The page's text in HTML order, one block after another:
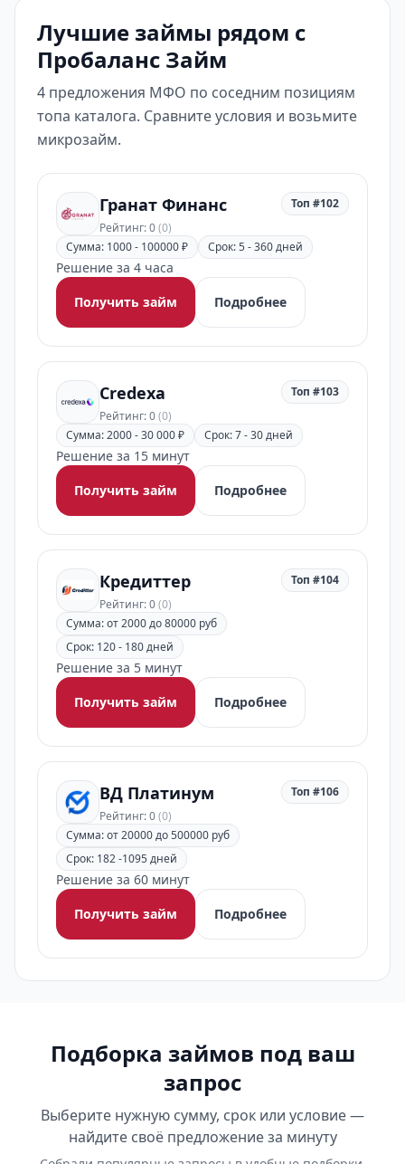
Лучшие займы рядом с
Пробаланс Займ
4 предложения МФО по соседним позициям
топа каталога. Сравните условия и возьмите
микрозайм.
Гранат Финанс
Рейтинг: 0(0)
Топ #102
Сумма: 1000 - 100000 ₽ Срок: 5 - 360 дней
Решение за 4 часа
Получить займ
Подробнее
Credexa
Рейтинг: 0(0)
Топ #103
Сумма: 2000 - 30 000 ₽ Срок: 7 - 30 дней
Решение за 15 минут
Получить займ
Подробнее
Кредиттер
Рейтинг: 0(0)
Топ #104
Сумма: от 2000 до 80000 руб
Срок: 120 - 180 дней
Решение за 5 минут
Получить займ
Подробнее
ВД Платинум
Рейтинг: 0(0)
Топ #106
Сумма: от 20000 до 500000 руб
Срок: 182 -1095 дней
Решение за 60 минут
Получить займ
Подробнее
Подборка займов под ваш
запрос
Выберите нужную сумму, срок или условие —
найдите своё предложение за минуту